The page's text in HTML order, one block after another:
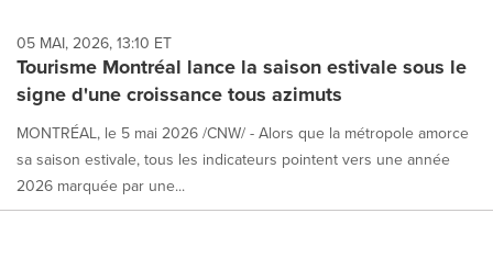
05 MAI, 2026, 13:10 ET
Tourisme Montréal lance la saison estivale sous le
signe d'une croissance tous azimuts
MONTRÉAL, le 5 mai 2026 /CNW/ - Alors que la métropole amorce
sa saison estivale, tous les indicateurs pointent vers une année
2026 marquée par une...